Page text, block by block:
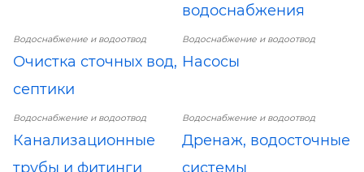
водоснабжения
Водоснабжение и водоотвод
Очистка сточных вод,
септики
Водоснабжение и водоотвод
Насосы
Водоснабжение и водоотвод
Канализационные
трубы и фитинги
Водоснабжение и водоотвод
Дренаж, водосточные
системы